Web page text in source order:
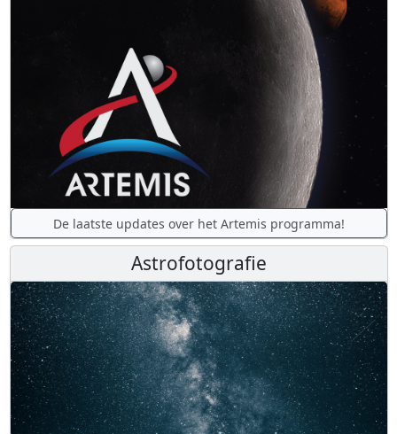
De laatste updates over het Artemis programma!
Astrofotografie